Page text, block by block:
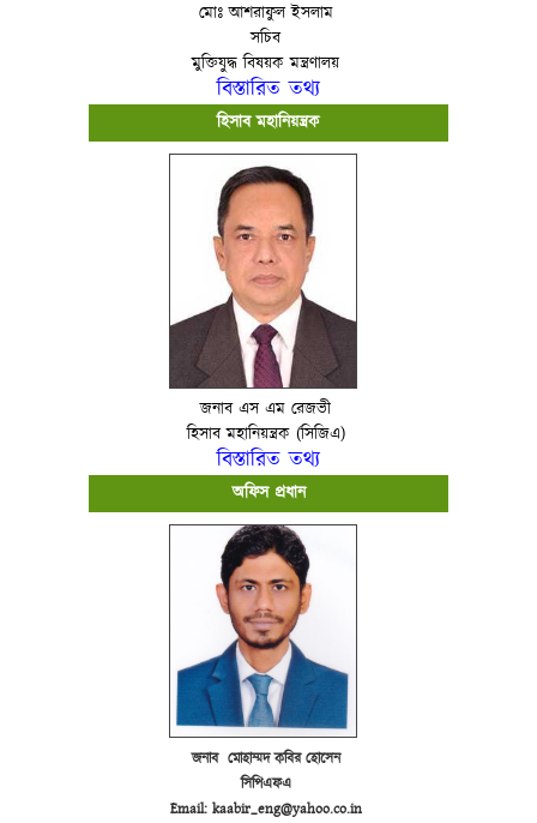
মোঃ আশরাফুল ইসলাম
সচিব
মুক্তিযুদ্ধ বিষয়ক মন্ত্রণালয়
বিস্তারিত তথ্য
হিসাব মহানিয়ন্ত্রক
জনাব এস এম রেজভী
হিসাব মহানিয়ন্ত্রক (সিজিএ)
বিস্তারিত তথ্য
অফিস প্রধান
জনাব মোহাম্মদ কবির হোসেন
সিপিএফএ
Email: kaabir_eng@yahoo.co.in